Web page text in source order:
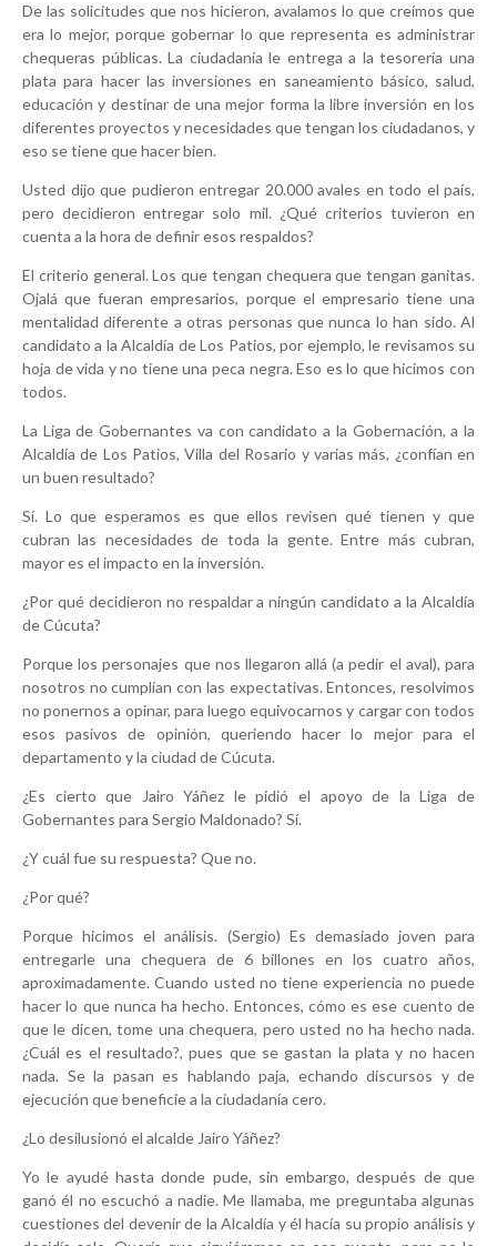
De las solicitudes que nos hicieron, avalamos lo que creímos que
era lo mejor, porque gobernar lo que representa es administrar
chequeras públicas. La ciudadanía le entrega a la tesorería una
plata para hacer las inversiones en saneamiento básico, salud,
educación y destinar de una mejor forma la libre inversión en los
diferentes proyectos y necesidades que tengan los ciudadanos, y
eso se tiene que hacer bien.
Usted dijo que pudieron entregar 20.000 avales en todo el país,
pero decidieron entregar solo mil. ¿Qué criterios tuvieron en
cuenta a la hora de definir esos respaldos?
El criterio general. Los que tengan chequera que tengan ganitas.
Ojalá que fueran empresarios, porque el empresario tiene una
mentalidad diferente a otras personas que nunca lo han sido. Al
candidato a la Alcaldía de Los Patios, por ejemplo, le revisamos su
hoja de vida y no tiene una peca negra. Eso es lo que hicimos con
todos.
La Liga de Gobernantes va con candidato a la Gobernación, a la
Alcaldía de Los Patios, Villa del Rosario y varias más, ¿confían en
un buen resultado?
Sí. Lo que esperamos es que ellos revisen qué tienen y que
cubran las necesidades de toda la gente. Entre más cubran,
mayor es el impacto en la inversión.
¿Por qué decidieron no respaldar a ningún candidato a la Alcaldía
de Cúcuta?
Porque los personajes que nos llegaron allá (a pedir el aval), para
nosotros no cumplían con las expectativas. Entonces, resolvimos
no ponernos a opinar, para luego equivocarnos y cargar con todos
esos pasivos de opinión, queriendo hacer lo mejor para el
departamento y la ciudad de Cúcuta.
¿Es cierto que Jairo Yáñez le pidió el apoyo de la Liga de
Gobernantes para Sergio Maldonado? Sí.
¿Y cuál fue su respuesta? Que no.
¿Por qué?
Porque hicimos el análisis. (Sergio) Es demasiado joven para
entregarle una chequera de 6 billones en los cuatro años,
aproximadamente. Cuando usted no tiene experiencia no puede
hacer lo que nunca ha hecho. Entonces, cómo es ese cuento de
que le dicen, tome una chequera, pero usted no ha hecho nada.
¿Cuál es el resultado?, pues que se gastan la plata y no hacen
nada. Se la pasan es hablando paja, echando discursos y de
ejecución que beneficie a la ciudadanía cero.
¿Lo desilusionó el alcalde Jairo Yáñez?
Yo le ayudé hasta donde pude, sin embargo, después de que
ganó él no escuchó a nadie. Me llamaba, me preguntaba algunas
cuestiones del devenir de la Alcaldía y él hacía su propio análisis y